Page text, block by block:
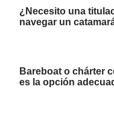
¿Necesito una
navegar un
Bareboat o chárter
es la opción